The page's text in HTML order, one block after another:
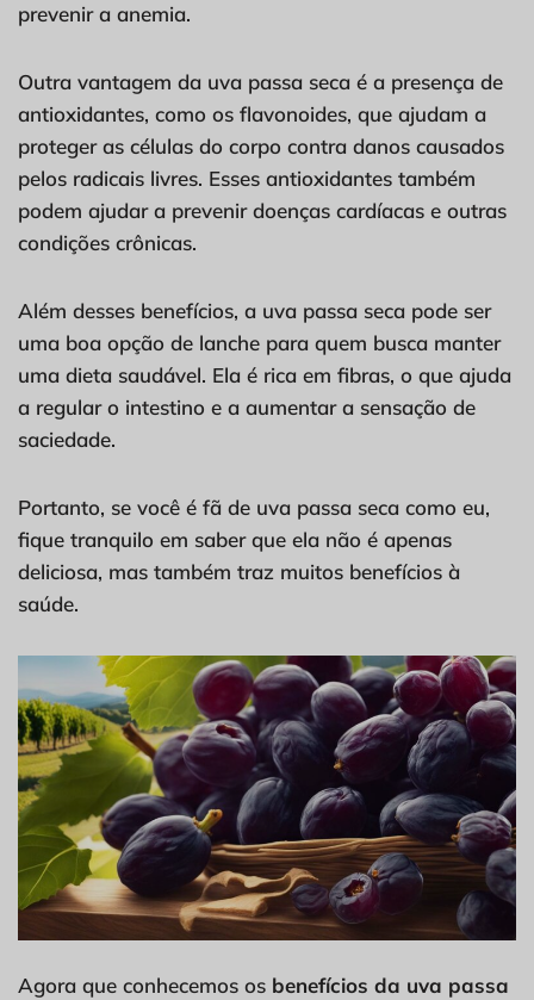
prevenir a anemia.
Outra vantagem da uva passa seca é a presença de
antioxidantes, como os flavonoides, que ajudam a
proteger as células do corpo contra danos causados
pelos radicais livres. Esses antioxidantes também
podem ajudar a prevenir doenças cardíacas e outras
condições crônicas.
Além desses benefícios, a uva passa seca pode ser
uma boa opção de lanche para quem busca manter
uma dieta saudável. Ela é rica em fibras, o que ajuda
a regular o intestino e a aumentar a sensação de
saciedade.
Portanto, se você é fã de uva passa seca como eu,
fique tranquilo em saber que ela não é apenas
deliciosa, mas também traz muitos benefícios à
saúde.
Agora que conhecemos os benefícios da uva passa